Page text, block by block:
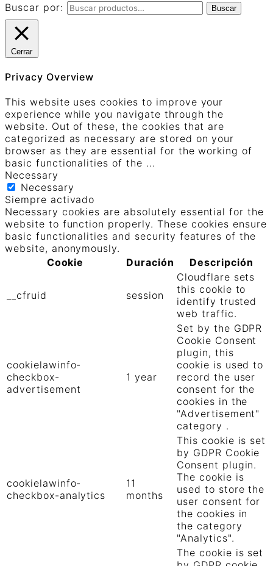
Buscar por: Buscar
Cerrar
Privacy Overview
This website uses cookies to improve your
experience while you navigate through the
website. Out of these, the cookies that are
categorized as necessary are stored on your
browser as they are essential for the working of
basic functionalities of the ...
Necessary
Necessary
Siempre activado
Necessary cookies are absolutely essential for the
website to function properly. These cookies ensure
basic functionalities and security features of the
website, anonymously.
Cookie
Duración Descripción
__cfruid session
Cloudflare sets
this cookie to
identify trusted
web traffic.
cookielawinfo-
checkbox-
advertisement
1 year
Set by the GDPR
Cookie Consent
plugin, this
cookie is used to
record the user
consent for the
cookies in the
"Advertisement"
category .
cookielawinfo-
checkbox-analytics
11
months
This cookie is set
by GDPR Cookie
Consent plugin.
The cookie is
used to store the
user consent for
the cookies in
the category
"Analytics".
The cookie is set